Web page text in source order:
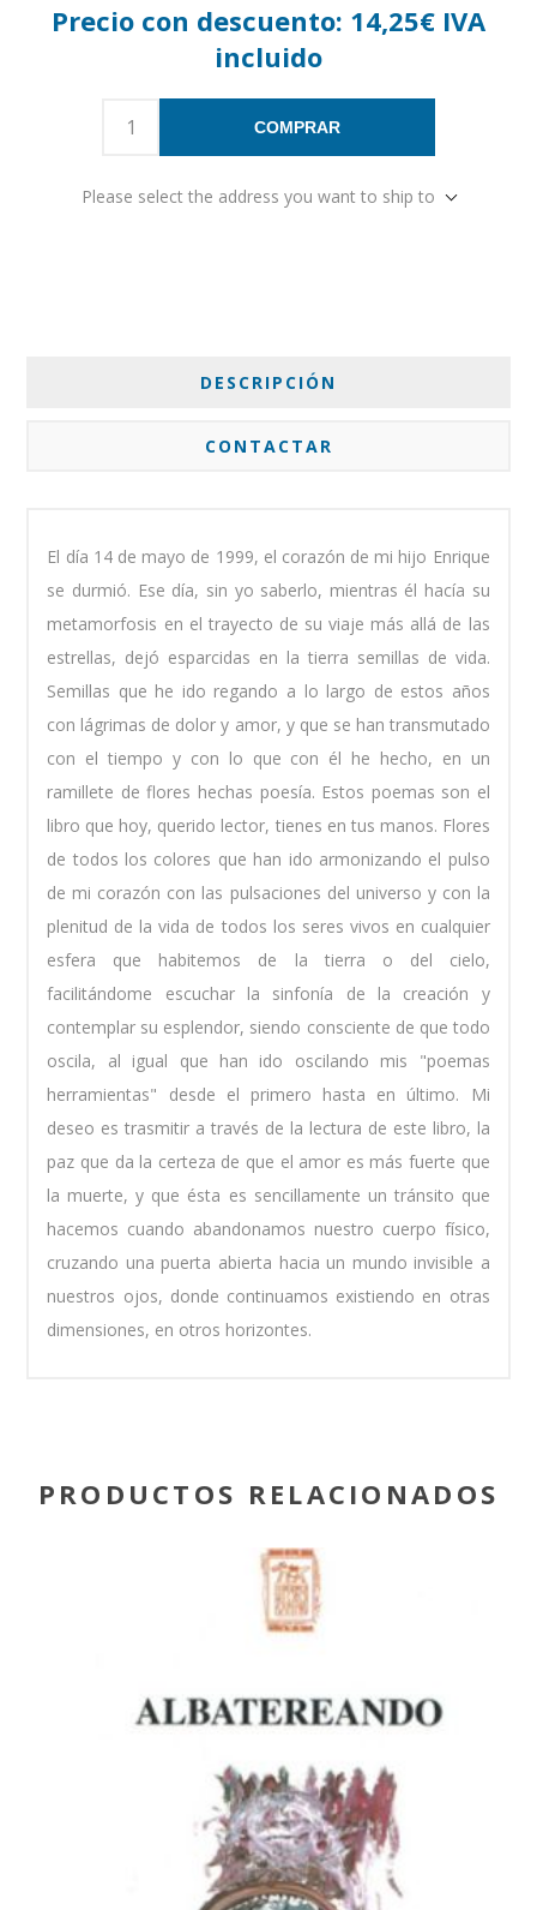
Precio con descuento: 14,25€ IVA
incluido
COMPRAR
Please select the address you want to ship to
DESCRIPCIÓN
CONTACTAR
El día 14 de mayo de 1999, el corazón de mi hijo Enrique
se durmió. Ese día, sin yo saberlo, mientras él hacía su
metamorfosis en el trayecto de su viaje más allá de las
estrellas, dejó esparcidas en la tierra semillas de vida.
Semillas que he ido regando a lo largo de estos años
con lágrimas de dolor y amor, y que se han transmutado
con el tiempo y con lo que con él he hecho, en un
ramillete de flores hechas poesía. Estos poemas son el
libro que hoy, querido lector, tienes en tus manos. Flores
de todos los colores que han ido armonizando el pulso
de mi corazón con las pulsaciones del universo y con la
plenitud de la vida de todos los seres vivos en cualquier
esfera que habitemos de la tierra o del cielo,
facilitándome escuchar la sinfonía de la creación y
contemplar su esplendor, siendo consciente de que todo
oscila, al igual que han ido oscilando mis "poemas
herramientas" desde el primero hasta en último. Mi
deseo es trasmitir a través de la lectura de este libro, la
paz que da la certeza de que el amor es más fuerte que
la muerte, y que ésta es sencillamente un tránsito que
hacemos cuando abandonamos nuestro cuerpo físico,
cruzando una puerta abierta hacia un mundo invisible a
nuestros ojos, donde continuamos existiendo en otras
dimensiones, en otros horizontes.
PRODUCTOS RELACIONADOS